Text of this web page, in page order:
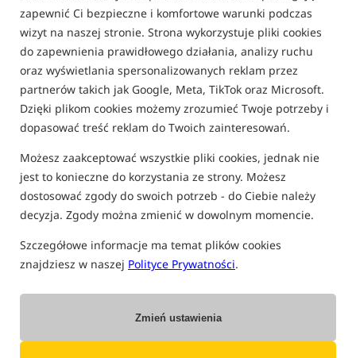
zapewnić Ci bezpieczne i komfortowe warunki podczas
wizyt na naszej stronie. Strona wykorzystuje pliki cookies
do zapewnienia prawidłowego działania, analizy ruchu
oraz wyświetlania spersonalizowanych reklam przez
partnerów takich jak Google, Meta, TikTok oraz Microsoft.
Dzięki plikom cookies możemy zrozumieć Twoje potrzeby i
dopasować treść reklam do Twoich zainteresowań.
Możesz zaakceptować wszystkie pliki cookies, jednak nie
jest to konieczne do korzystania ze strony. Możesz
dostosować zgody do swoich potrzeb - do Ciebie należy
decyzja. Zgody można zmienić w dowolnym momencie.
Szczegółowe informacje ma temat plików cookies
znajdziesz w naszej Polityce Prywatności.
Zmień ustawienia
LINER
Vass Warm Neoprene Boot
& Wader Liner
154,99PLN
JAG Safe Liner 316 MK2
154,99